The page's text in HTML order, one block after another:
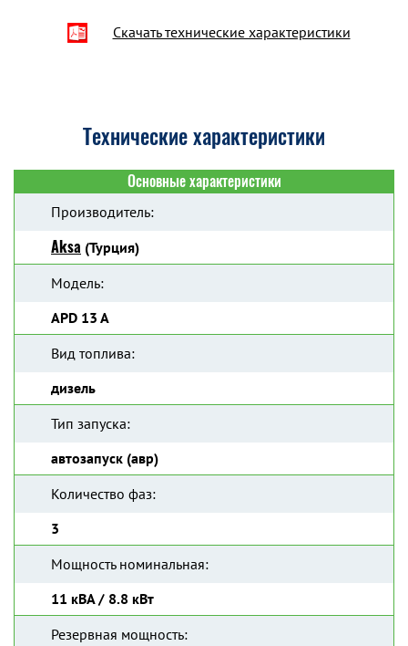
Скачать технические характеристики
Технические характеристики
Основные характеристики
Производитель:
Aksa (Турция)
Модель:
APD 13 A
Вид топлива:
дизель
Тип запуска:
автозапуск (авр)
Количество фаз:
3
Мощность номинальная:
11 кВА / 8.8 кВт
Резервная мощность: